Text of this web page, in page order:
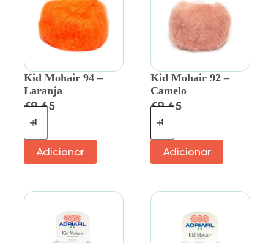
Kid Mohair 94 –
Laranja
€9.65
Adicionar
Kid Mohair 92 –
Camelo
€9.65
Adicionar